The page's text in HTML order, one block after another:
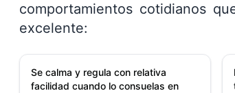
comportamientos cotidianos
excelente:
Se calma y regula con relativa
facilidad cuando lo consuelas en